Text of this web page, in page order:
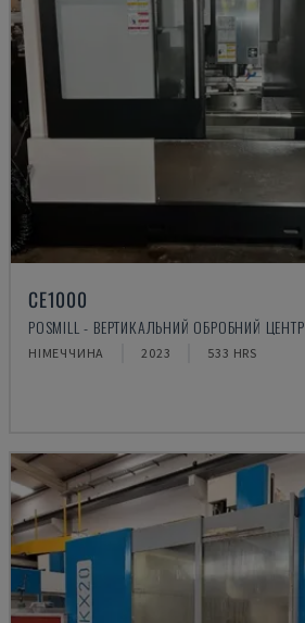
CE1000
POSMILL - ВЕРТИКАЛЬНИЙ ОБРОБНИЙ ЦЕНТР
НІМЕЧЧИНА 2023 533 HRS